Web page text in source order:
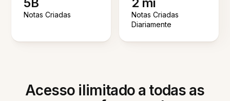
Notas Criadas
Notas Criadas
Diariamente
Acesso ilimitado a todas as